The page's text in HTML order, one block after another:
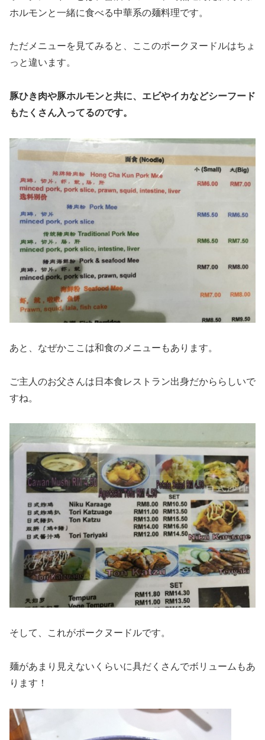
ホルモンと一緒に食べる中華系の麺料理です。
ただメニューを見てみると、ここのポークヌードルはちょ
っと違います。
豚ひき肉や豚ホルモンと共に、エビやイカなどシーフード
もたくさん入ってるのです。
あと、なぜかここは和食のメニューもあります。
ご主人のお父さんは日本食レストラン出身だかららしいで
すね。
そして、これがポークヌードルです。
麺があまり見えないくらいに具だくさんでボリュームもあ
ります！